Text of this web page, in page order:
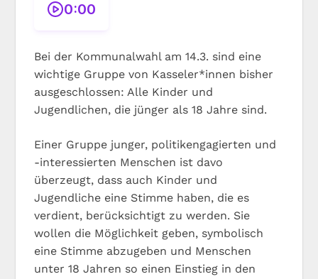
0:00
Bei der Kommunalwahl am 14.3. sind eine
wichtige Gruppe von Kasseler*innen bisher
ausgeschlossen: Alle Kinder und
Jugendlichen, die jünger als 18 Jahre sind.
Einer Gruppe junger, politikengagierten und
-interessierten Menschen ist davo
überzeugt, dass auch Kinder und
Jugendliche eine Stimme haben, die es
verdient, berücksichtigt zu werden. Sie
wollen die Möglichkeit geben, symbolisch
eine Stimme abzugeben und Menschen
unter 18 Jahren so einen Einstieg in den